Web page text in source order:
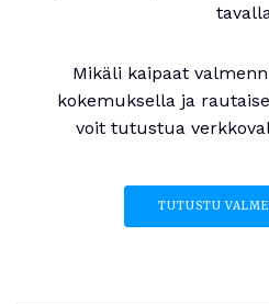
Mikäli kaipaat
kokemuksella ja
voit tutustua
TUTUSTU